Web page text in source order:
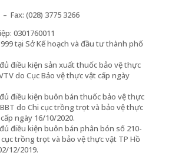
Fax: (028) 3775 3266
0301760011
tại Sở Kế hoạch và đầu tư thành phố
điều kiện sản xuất thuốc bảo vệ thực
do Cục Bảo vệ thực vật cấp ngày
điều kiện buôn bán thuốc bảo vệ thực
do Chi cục trồng trọt và bảo vệ thực
ngày 16/10/2020.
điều kiện buôn bán phân bón số 210-
cục trồng trọt và bảo vệ thực vật TP Hồ
12/2019.